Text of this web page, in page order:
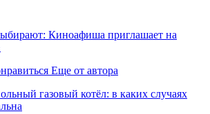
Киноафиша приглашает на
Еще от автора
газовый котёл: в каких случаях